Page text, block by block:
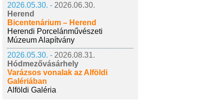
2026.05.30. - 2026.06.30.
Herend
Bicentenárium – Herend
Herendi Porcelánművészeti
Múzeum Alapítvány
2026.05.30. - 2026.08.31.
Hódmezővásárhely
Varázsos vonalak az Alföldi
Galériában
Alföldi Galéria